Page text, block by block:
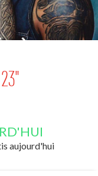
aujourd'hui